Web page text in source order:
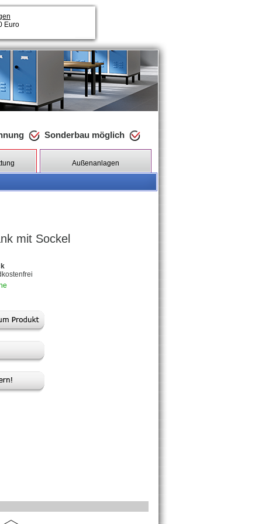
Euro
Sonderbau möglich
Außenanlagen
mit Sockel